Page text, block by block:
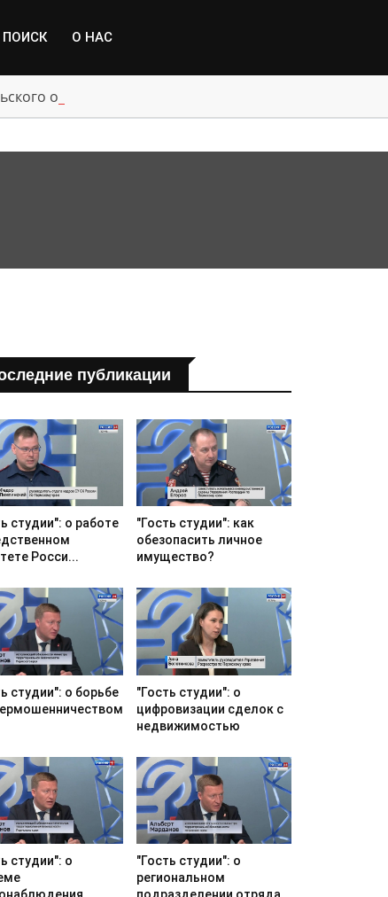
ПОИСК О НАС
округа, пострадавшим от паводка
публикации
студии": о работе
Росси...
"Гость студии": как
обезопасить личное
имущество?
студии": о борьбе
"Гость студии": о
цифровизации сделок с
недвижимостью
студии": о
"Гость студии": о
региональном